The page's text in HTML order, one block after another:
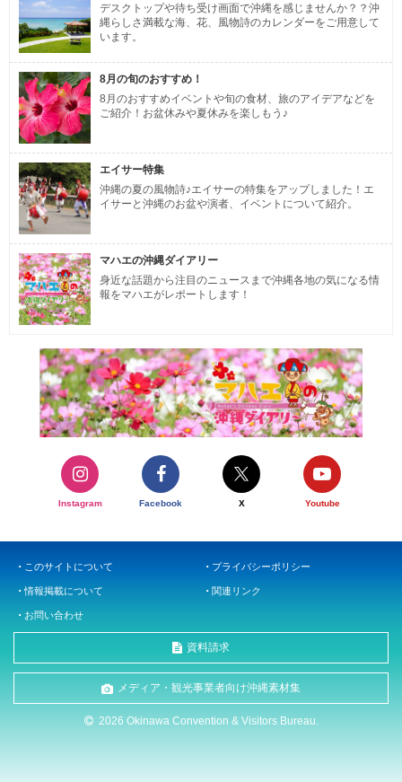
デスクトップや待ち受け画面で沖縄を感じませんか？？沖
縄らしさ満載な海、花、風物詩のカレンダーをご用意して
います。
8月の旬のおすすめ！
8月のおすすめイベントや旬の食材、旅のアイデアなどを
ご紹介！お盆休みや夏休みを楽しもう♪
エイサー特集
沖縄の夏の風物詩♪エイサーの特集をアップしました！エ
イサーと沖縄のお盆や演者、イベントについて紹介。
マハエの沖縄ダイアリー
身近な話題から注目のニュースまで沖縄各地の気になる情
報をマハエがレポートします！
Instagram Facebook X Youtube
このサイトについて プライバシーポリシー
情報掲載について 関連リンク
お問い合わせ
資料請求
メディア・観光事業者向け沖縄素材集
2026 Okinawa Convention & Visitors Bureau.